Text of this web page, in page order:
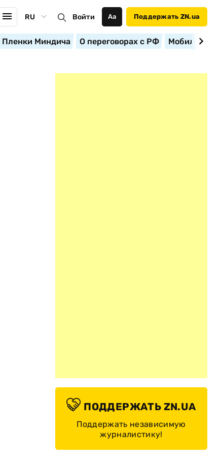
RU Войти Аа Поддержать ZN.ua
Пленки Миндича О переговорах с РФ
ПОДДЕРЖАТЬ ZN.UA
Поддержать независимую
журналистику!